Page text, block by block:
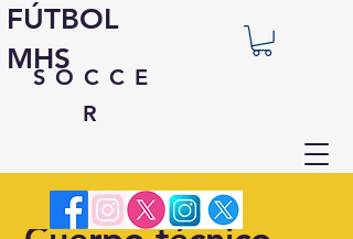
SOCCE
R
FÚTBOL
MHS